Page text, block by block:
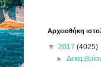
Αρχειοθήκη
▼ 2017 (4025)
►